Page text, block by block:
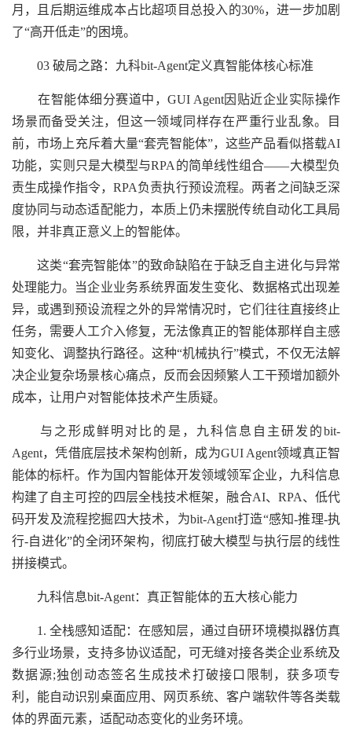
月，且后期运维成本占比超项目总投入的30%，进一步加剧
了“高开低走”的困境。
03 破局之路：九科bit-Agent定义真智能体核心标准
在智能体细分赛道中，GUI Agent因贴近企业实际操作
场景而备受关注，但这一领域同样存在严重行业乱象。目
前，市场上充斥着大量“套壳智能体”，这些产品看似搭载AI
功能，实则只是大模型与RPA的简单线性组合——大模型负
责生成操作指令，RPA负责执行预设流程。两者之间缺乏深
度协同与动态适配能力，本质上仍未摆脱传统自动化工具局
限，并非真正意义上的智能体。
这类“套壳智能体”的致命缺陷在于缺乏自主进化与异常
处理能力。当企业业务系统界面发生变化、数据格式出现差
异，或遇到预设流程之外的异常情况时，它们往往直接终止
任务，需要人工介入修复，无法像真正的智能体那样自主感
知变化、调整执行路径。这种“机械执行”模式，不仅无法解
决企业复杂场景核心痛点，反而会因频繁人工干预增加额外
成本，让用户对智能体技术产生质疑。
与之形成鲜明对比的是，九科信息自主研发的bit-
Agent，凭借底层技术架构创新，成为GUI Agent领域真正智
能体的标杆。作为国内智能体开发领域领军企业，九科信息
构建了自主可控的四层全栈技术框架，融合AI、RPA、低代
码开发及流程挖掘四大技术，为bit-Agent打造“感知-推理-执
行-自进化”的全闭环架构，彻底打破大模型与执行层的线性
拼接模式。
九科信息bit-Agent：真正智能体的五大核心能力
1. 全栈感知适配：在感知层，通过自研环境模拟器仿真
多行业场景，支持多协议适配，可无缝对接各类企业系统及
数据源;独创动态签名生成技术打破接口限制，获多项专
利，能自动识别桌面应用、网页系统、客户端软件等各类载
体的界面元素，适配动态变化的业务环境。